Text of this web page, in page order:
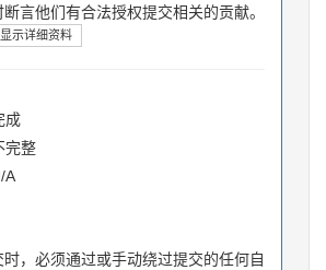
言他们有合法授权提交相关的贡献。
显示详细资料
成
完整
A
时，必须通过或手动绕过提交的任何自